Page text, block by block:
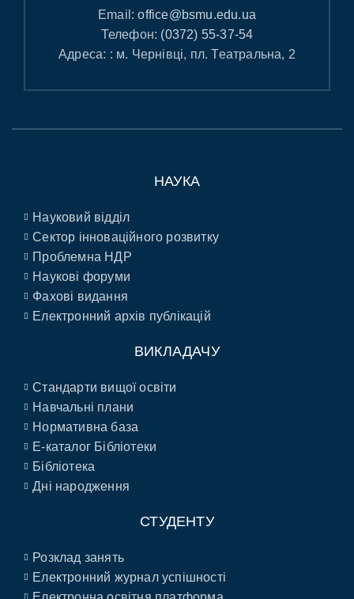
Email:office@bsmu.edu.ua
Телефон: (0372) 55-37-54
Адреса: : м. Чернівці, пл. Театральна, 2
НАУКА
Науковий відділ
Сектор інноваційного розвитку
Проблемна НДР
Наукові форуми
Фахові видання
Електронний архів публікацій
ВИКЛАДАЧУ
Стандарти вищої освіти
Навчальні плани
Нормативна база
E-каталог Бібліотеки
Бібліотека
Дні народження
СТУДЕНТУ
Розклад занять
Електронний журнал успішності